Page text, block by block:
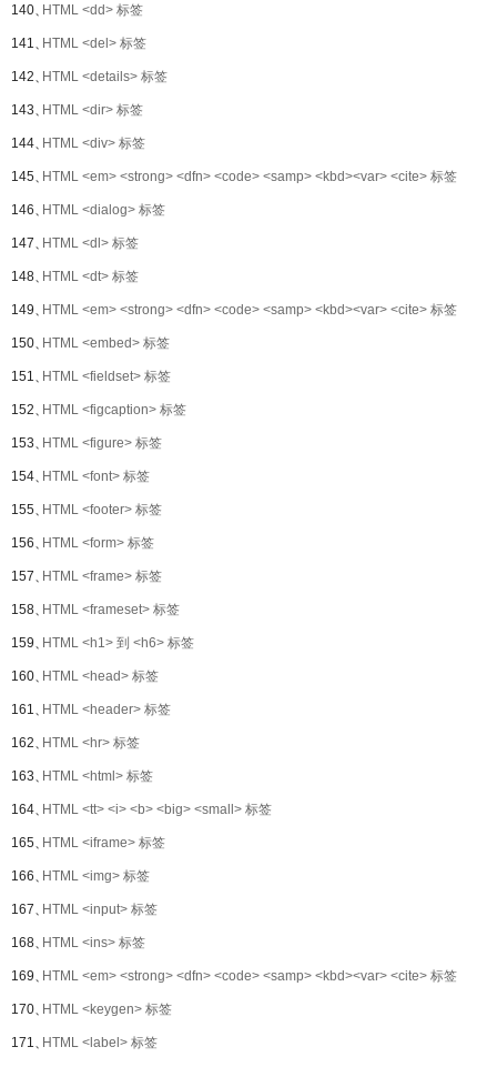
140、HTML <dd> 标签
141、HTML <del> 标签
142、HTML <details> 标签
143、HTML <dir> 标签
144、HTML <div> 标签
145、HTML <em> <strong> <dfn> <code> <samp> <kbd><var> <cite> 标签
146、HTML <dialog> 标签
147、HTML <dl> 标签
148、HTML <dt> 标签
149、HTML <em> <strong> <dfn> <code> <samp> <kbd><var> <cite> 标签
150、HTML <embed> 标签
151、HTML <fieldset> 标签
152、HTML <figcaption> 标签
153、HTML <figure> 标签
154、HTML <font> 标签
155、HTML <footer> 标签
156、HTML <form> 标签
157、HTML <frame> 标签
158、HTML <frameset> 标签
159、HTML <h1> 到 <h6> 标签
160、HTML <head> 标签
161、HTML <header> 标签
162、HTML <hr> 标签
163、HTML <html> 标签
164、HTML <tt> <i> <b> <big> <small> 标签
165、HTML <iframe> 标签
166、HTML <img> 标签
167、HTML <input> 标签
168、HTML <ins> 标签
169、HTML <em> <strong> <dfn> <code> <samp> <kbd><var> <cite> 标签
170、HTML <keygen> 标签
171、HTML <label> 标签